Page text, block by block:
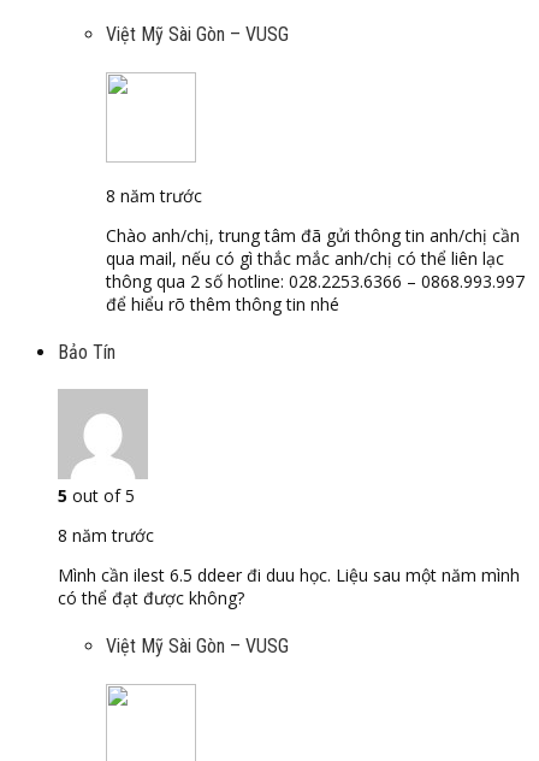
Việt Mỹ Sài Gòn – VUSG
8 năm trước
Chào anh/chị, trung tâm đã gửi thông tin anh/chị cần
qua mail, nếu có gì thắc mắc anh/chị có thể liên lạc
thông qua 2 số hotline: 028.2253.6366 – 0868.993.997
để hiểu rõ thêm thông tin nhé
Bảo Tín
5 out of 5
8 năm trước
Mình cần ilest 6.5 ddeer đi duu học. Liệu sau một năm mình
có thể đạt được không?
Việt Mỹ Sài Gòn – VUSG